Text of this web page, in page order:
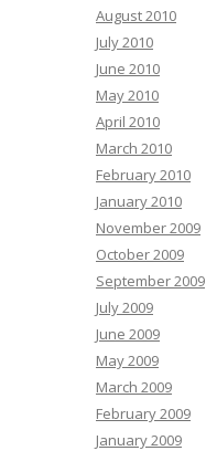
August 2010
July 2010
June 2010
May 2010
April 2010
March 2010
February 2010
January 2010
November 2009
October 2009
September 2009
July 2009
June 2009
May 2009
March 2009
February 2009
January 2009